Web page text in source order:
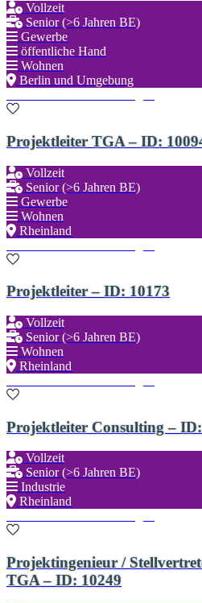
Vollzeit
Senior (>6 Jahren BE)
Gewerbe
öffentliche Hand
Wohnen
Berlin und Umgebung
Projektleiter TGA – ID:
Vollzeit
Senior (>6 Jahren BE)
Gewerbe
Wohnen
Rheinland
Projektleiter – ID: 10173
Vollzeit
Senior (>6 Jahren BE)
Wohnen
Rheinland
Projektleiter Consulting –
Vollzeit
Senior (>6 Jahren BE)
Industrie
Rheinland
Projektingenieur /
TGA – ID: 10249